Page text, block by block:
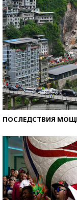
ПОСЛЕДСТВИЯ